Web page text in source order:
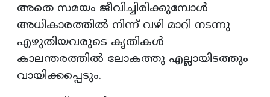
അതെ സമയം ജീവിച്ചിരിക്കുമ്പോൾ
അധികാരത്തിൽ നിന്ന് വഴി മാറി നടന്നു
എഴുതിയവരുടെ കൃതികൾ
കാലന്തരത്തിൽ ലോകത്തു എല്ലായിടത്തും
വായിക്കപ്പെടും.